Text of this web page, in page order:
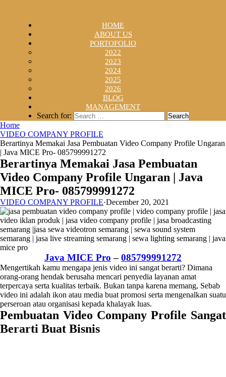
HOME
ABOUT US
PORTOFOLIO
2022
2023
2024
2025
2026
BLOG
MANAGEMENT
Search for:
Home
VIDEO COMPANY PROFILE
Berartinya Memakai Jasa Pembuatan Video Company Profile Ungaran
| Java MICE Pro- 085799991272
Berartinya Memakai Jasa Pembuatan
Video Company Profile Ungaran | Java
MICE Pro- 085799991272
VIDEO COMPANY PROFILE·December 20, 2021
Java MICE Pro – 085799991272
Mengertikah kamu mengapa jenis video ini sangat berarti? Dimana
orang-orang hendak berusaha mencari penyedia layanan amat
terpercaya serta kualitas terbaik. Bukan tanpa karena memang, Sebab
video ini adalah ikon atau media buat promosi serta mengenalkan suatu
perseroan atau organisasi kepada khalayak luas.
Pembuatan Video Company Profile Sangat
Berarti Buat Bisnis